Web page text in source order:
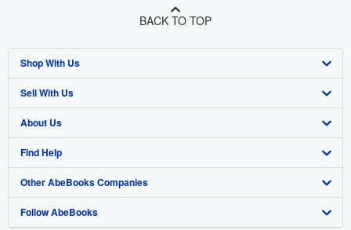
BACK TO TOP
Shop With Us
Advanced Search
Browse Collections
My Account
My Orders
View Basket
Sell With Us
Start Selling
Join Our Affiliate Program
Book Buyback
Refer a seller
About Us
About AbeBooks
Media
Careers
Find Help
Help
Customer Support
Other AbeBooks Companies
AbeBooks.co.uk
Follow AbeBooks